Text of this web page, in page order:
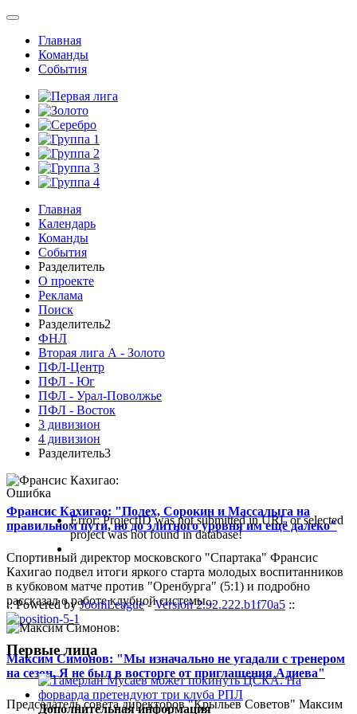
Главная
Команды
События
Главная
Календарь
Команды
События
Разделитель
О проекте
Реклама
Поиск
Разделитель2
ФНЛ
Вторая лига А - Золото
ПФЛ-Центр
ПФЛ - Юг
ПФЛ - Урал-Поволжье
ПФЛ - Восток
3 дивизион
4 дивизион
Разделитель3
Франсис Кахигао: "Полех, Сорокин и Массалыга на
правильном пути, но до элитного уровня им ещё далеко"
Спортивный директор московского "Спартака" Франсис
Кахигао подвел итоги яркого старта молодых воспитанников
в кубковом матче против "Оренбурга" (5:1) и подробно
рассказал о работе клубной системы...
Максим Симонов: "Мы изначально не угадали с тренером
на сезон. Я не был в восторге от приглашения Адиева"
Председатель совета директоров "Крыльев Советов" Максим
Ошибка
Error: ProjectID was not submitted in URL or selected
project was not found in database!
:: Powered byJoomLeague-Version 2.92.222.b1f70a5 ::
Первые лица
Дополнительная информация